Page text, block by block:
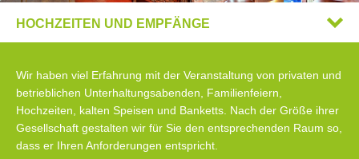
HOCHZEITEN UND EMPFÄNGE
Wir haben viel Erfahrung mit der Veranstaltung von privaten und
betrieblichen Unterhaltungsabenden, Familienfeiern,
Hochzeiten, kalten Speisen und Banketts. Nach der Größe ihrer
Gesellschaft gestalten wir für Sie den entsprechenden Raum so,
dass er Ihren Anforderungen entspricht.